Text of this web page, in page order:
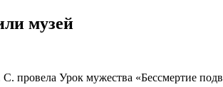
музей
провела Урок мужества «Бессмертие